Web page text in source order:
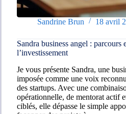
Sandrine Brun 18 avril
Sandra business angel : parcours
l’investissement
Je vous présente Sandra, une
imposée comme une voix
des startups. Avec une
opérationnelle, de mentorat actif
ciblés, elle dépasse le simple